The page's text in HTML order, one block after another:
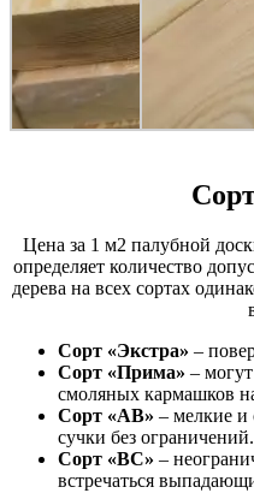
Цена за 1 м2 палубной
определяет количество
дерева на всех сортах
Сорт «Экстра» –
Сорт «Прима» –
смоляных кармашков
Сорт «АВ» – мелкие
сучки без ограничений.
Сорт «ВС» –
встречаться